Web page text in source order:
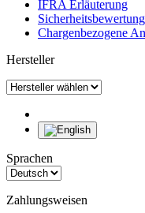
IFRA Erläuterung
Chargenbezogene
Hersteller
Sprachen
Zahlungsweisen